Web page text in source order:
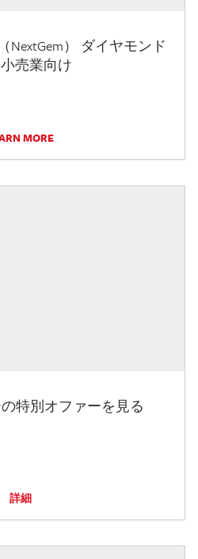
NextGem） ダイヤモンド
売業向け
MORE
特別オファーを見る
詳細